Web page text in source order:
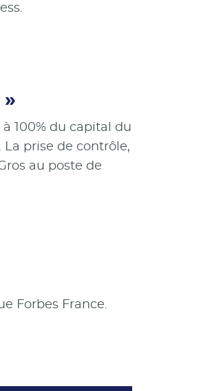
»
100% du capital du
prise de contrôle,
au poste de
Forbes France.